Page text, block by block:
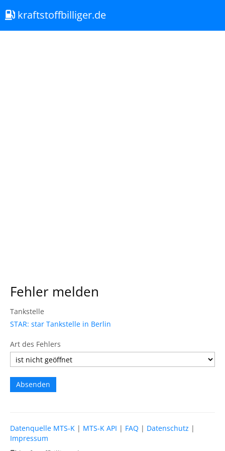
kraftstoffbilliger.de
Fehler melden
Tankstelle
STAR: star Tankstelle in Berlin
Art des Fehlers
Datenquelle MTS-K | MTS-K API | FAQ | Datenschutz |
Impressum